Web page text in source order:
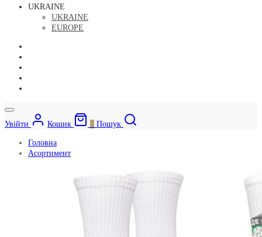
UKRAINE
UKRAINE
EUROPE
Увійти Кошик Пошук
Головна
Асортимент